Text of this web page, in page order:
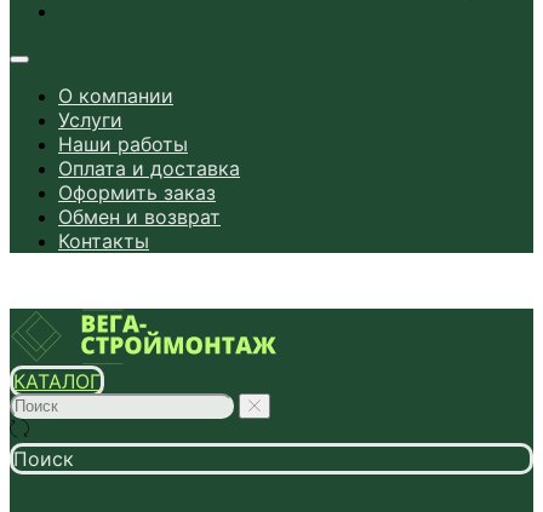
О компании
Услуги
Наши работы
Оплата и доставка
Оформить заказ
Обмен и возврат
Контакты
КАТАЛОГ
Поиск